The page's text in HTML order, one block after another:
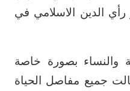
الدين ‏الاسلامي في
والنساء بصورة خاصة
جميع ‏مفاصل الحياة